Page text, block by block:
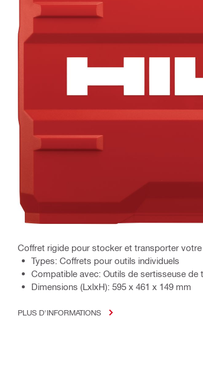
Coffret rigide pour stocker et transporter
Types: Coffrets pour outils individuels
Compatible avec: Outils de sertisseuse de
Dimensions (LxlxH): 595 x 461 x 149 mm
PLUS D'INFORMATIONS